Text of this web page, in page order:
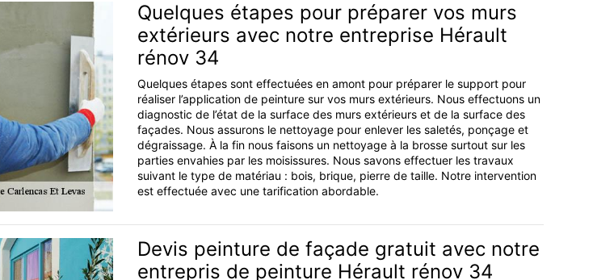
Quelques étapes pour préparer vos murs
extérieurs avec notre entreprise Hérault
rénov 34
Quelques étapes sont effectuées en amont pour préparer le support pour
réaliser l’application de peinture sur vos murs extérieurs. Nous effectuons un
diagnostic de l’état de la surface des murs extérieurs et de la surface des
façades. Nous assurons le nettoyage pour enlever les saletés, ponçage et
dégraissage. À la fin nous faisons un nettoyage à la brosse surtout sur les
parties envahies par les moisissures. Nous savons effectuer les travaux
suivant le type de matériau : bois, brique, pierre de taille. Notre intervention
est effectuée avec une tarification abordable.
Devis peinture de façade gratuit avec notre
entrepris de peinture Hérault rénov 34